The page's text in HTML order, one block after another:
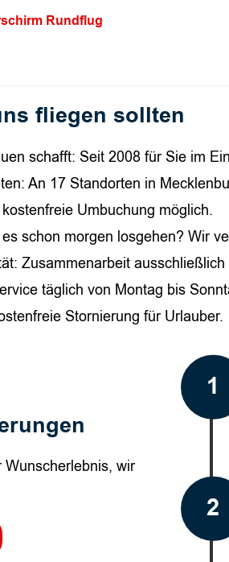
Rundflug
fliegen sollten
schafft: Seit 2008 für Sie im
An 17 Standorten in
Umbuchung möglich.
schon morgen losgehen? Wir
Zusammenarbeit
täglich von Montag bis
Stornierung für Urlauber.
wir